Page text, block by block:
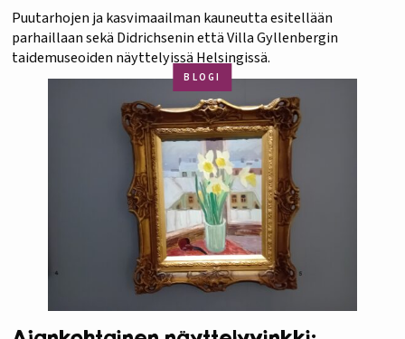
Puutarhojen ja kasvimaailman kauneutta esitellään
parhaillaan sekä Didrichsenin että Villa Gyllenbergin
taidemuseoiden näyttelyissä Helsingissä.
BLOGI